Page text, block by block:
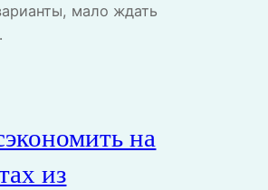
мало ждать
на
из